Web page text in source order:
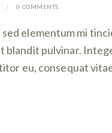
0 COMMENTS
elementum mi
blandit pulvinar.
eu, consequat